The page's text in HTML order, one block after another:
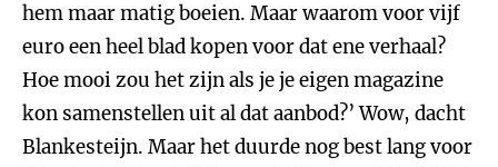
hem maar matig boeien. Maar waarom voor vijf
euro een heel blad kopen voor dat ene verhaal?
Hoe mooi zou het zijn als je je eigen magazine
kon samenstellen uit al dat aanbod?’ Wow, dacht
Blankesteijn. Maar het duurde nog best lang voor